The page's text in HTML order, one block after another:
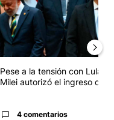
Pese a la tensión con Lula,
Milei autorizó el ingreso d...
4 comentarios